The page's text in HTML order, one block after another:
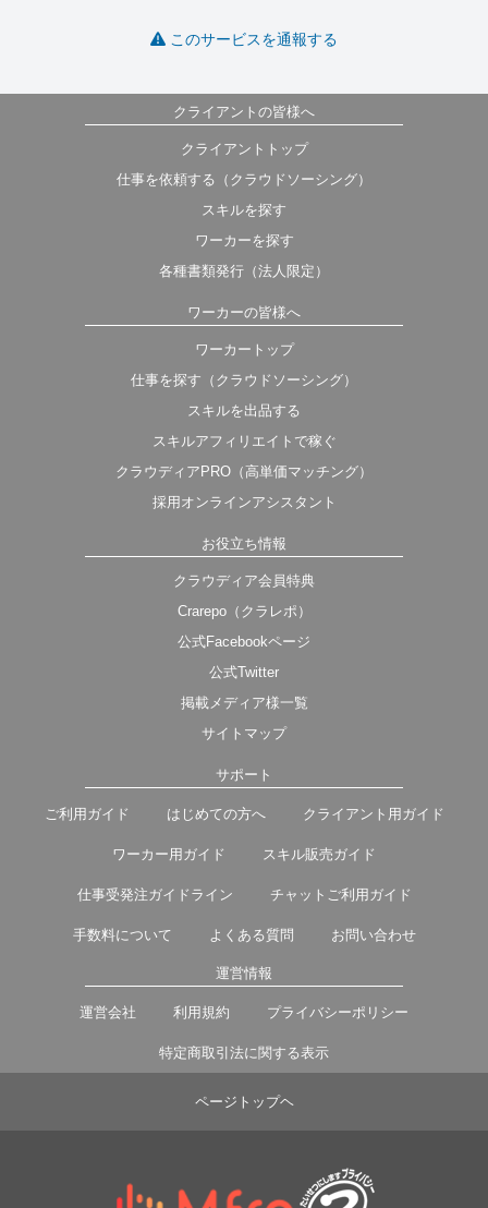
このサービスを通報する
クライアントの皆様へ
クライアントトップ
仕事を依頼する（クラウドソーシング）
スキルを探す
ワーカーを探す
各種書類発行（法人限定）
ワーカーの皆様へ
ワーカートップ
仕事を探す（クラウドソーシング）
スキルを出品する
スキルアフィリエイトで稼ぐ
クラウディアPRO（高単価マッチング）
採用オンラインアシスタント
お役立ち情報
クラウディア会員特典
Crarepo（クラレポ）
公式Facebookページ
公式Twitter
掲載メディア様一覧
サイトマップ
サポート
ご利用ガイド はじめての方へ クライアント用ガイド
ワーカー用ガイド スキル販売ガイド
仕事受発注ガイドライン チャットご利用ガイド
手数料について よくある質問 お問い合わせ
運営情報
運営会社 利用規約 プライバシーポリシー
特定商取引法に関する表示
ページトップヘ